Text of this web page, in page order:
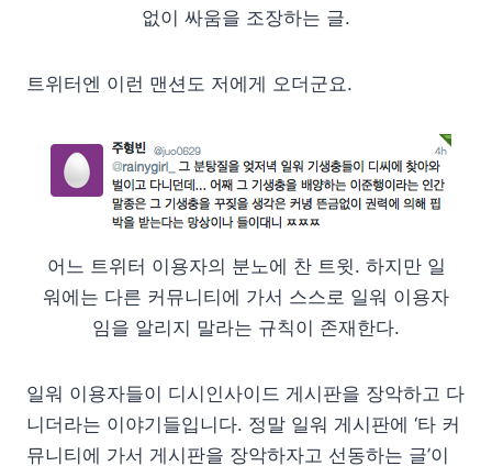
없이 싸움을 조장하는 글.
트위터엔 이런 맨션도 저에게 오더군요.
어느 트위터 이용자의 분노에 찬 트윗. 하지만 일
워에는 다른 커뮤니티에 가서 스스로 일워 이용자
임을 알리지 말라는 규칙이 존재한다.
일워 이용자들이 디시인사이드 게시판을 장악하고 다
니더라는 이야기들입니다. 정말 일워 게시판에 ‘타 커
뮤니티에 가서 게시판을 장악하자고 선동하는 글’이